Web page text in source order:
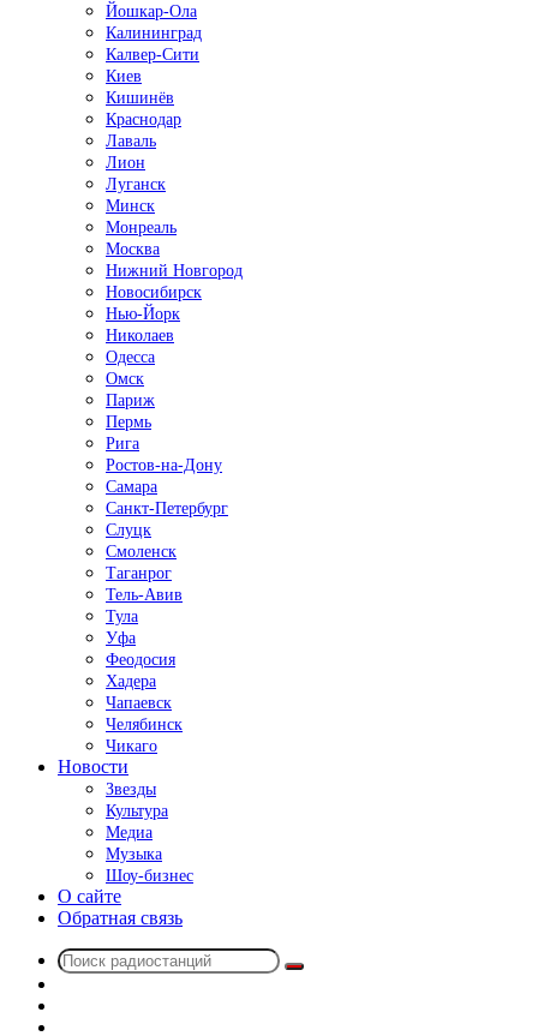
Йошкар-Ола
Калининград
Калвер-Сити
Киев
Кишинёв
Краснодар
Лаваль
Лион
Луганск
Минск
Монреаль
Москва
Нижний Новгород
Новосибирск
Нью-Йорк
Николаев
Одесса
Омск
Париж
Пермь
Рига
Ростов-на-Дону
Самара
Санкт-Петербург
Слуцк
Смоленск
Таганрог
Тель-Авив
Тула
Уфа
Феодосия
Хадера
Чапаевск
Челябинск
Чикаго
Новости
Звезды
Культура
Медиа
Музыка
Шоу-бизнес
О сайте
Обратная связь
Поиск